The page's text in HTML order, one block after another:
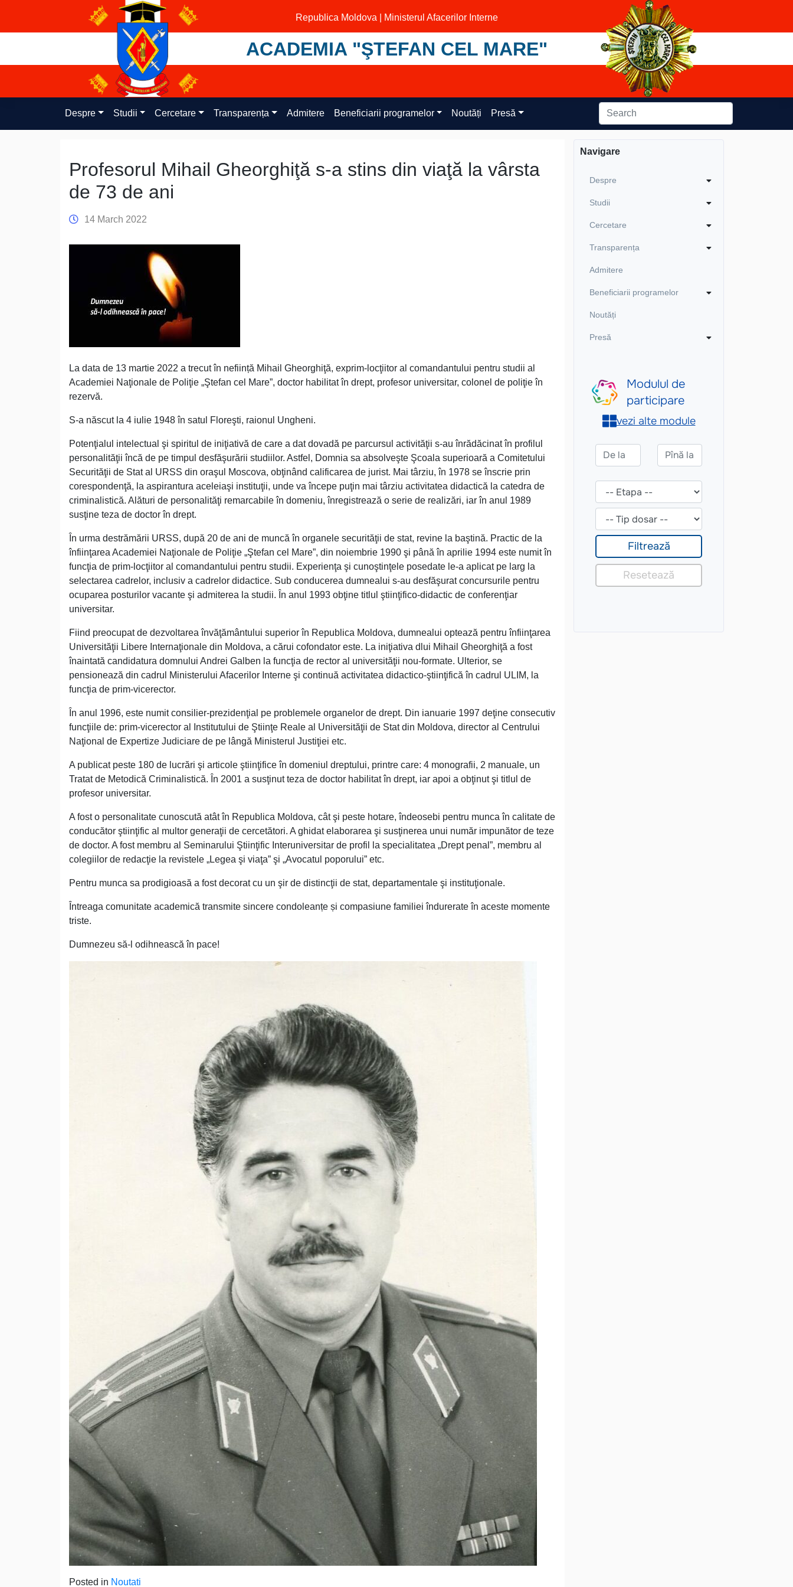
content
Republica Moldova | Ministerul Afacerilor Interne
ACADEMIA "ŞTEFAN CEL MARE"
Despre Studii Cercetare Transparența Admitere Beneficiarii programelor Noutăți Presă
Profesorul Mihail Gheorghiţă s-a stins din viaţă la vârsta
de 73 de ani
14 March 2022
La data de 13 martie 2022 a trecut în neființă Mihail Gheorghiţă, exprim-locţiitor al comandantului pentru studii al
Academiei Naţionale de Poliţie „Ştefan cel Mare”, doctor habilitat în drept, profesor universitar, colonel de poliţie în
rezervă.
S-a născut la 4 iulie 1948 în satul Floreşti, raionul Ungheni.
Potenţialul intelectual şi spiritul de iniţiativă de care a dat dovadă pe parcursul activităţii s-au înrădăcinat în profilul
personalităţii încă de pe timpul desfăşurării studiilor. Astfel, Domnia sa absolveşte Şcoala superioară a Comitetului
Securităţii de Stat al URSS din oraşul Moscova, obţinând calificarea de jurist. Mai târziu, în 1978 se înscrie prin
corespondenţă, la aspirantura aceleiaşi instituţii, unde va începe puţin mai târziu activitatea didactică la catedra de
criminalistică. Alături de personalităţi remarcabile în domeniu, înregistrează o serie de realizări, iar în anul 1989
susţine teza de doctor în drept.
În urma destrămării URSS, după 20 de ani de muncă în organele securităţii de stat, revine la baştină. Practic de la
înfiinţarea Academiei Naţionale de Poliţie „Ştefan cel Mare”, din noiembrie 1990 şi până în aprilie 1994 este numit în
funcţia de prim-locţiitor al comandantului pentru studii. Experienţa şi cunoştinţele posedate le-a aplicat pe larg la
selectarea cadrelor, inclusiv a cadrelor didactice. Sub conducerea dumnealui s-au desfăşurat concursurile pentru
ocuparea posturilor vacante şi admiterea la studii. În anul 1993 obţine titlul ştiinţifico-didactic de conferenţiar
universitar.
Fiind preocupat de dezvoltarea învăţământului superior în Republica Moldova, dumnealui optează pentru înfiinţarea
Universităţii Libere Internaţionale din Moldova, a cărui cofondator este. La iniţiativa dlui Mihail Gheorghiţă a fost
înaintată candidatura domnului Andrei Galben la funcţia de rector al universităţii nou-formate. Ulterior, se
pensionează din cadrul Ministerului Afacerilor Interne şi continuă activitatea didactico-ştiinţifică în cadrul ULIM, la
funcţia de prim-vicerector.
În anul 1996, este numit consilier-prezidenţial pe problemele organelor de drept. Din ianuarie 1997 deţine consecutiv
funcţiile de: prim-vicerector al Institutului de Ştiinţe Reale al Universităţii de Stat din Moldova, director al Centrului
Naţional de Expertize Judiciare de pe lângă Ministerul Justiţiei etc.
A publicat peste 180 de lucrări şi articole ştiinţifice în domeniul dreptului, printre care: 4 monografii, 2 manuale, un
Tratat de Metodică Criminalistică. În 2001 a susţinut teza de doctor habilitat în drept, iar apoi a obţinut şi titlul de
profesor universitar.
A fost o personalitate cunoscută atât în Republica Moldova, cât şi peste hotare, îndeosebi pentru munca în calitate de
conducător ştiinţific al multor generaţii de cercetători. A ghidat elaborarea şi susţinerea unui număr impunător de teze
de doctor. A fost membru al Seminarului Ştiinţific Interuniversitar de profil la specialitatea „Drept penal”, membru al
colegiilor de redacţie la revistele „Legea şi viaţa” şi „Avocatul poporului” etc.
Pentru munca sa prodigioasă a fost decorat cu un şir de distincţii de stat, departamentale şi instituţionale.
Întreaga comunitate academică transmite sincere condoleanțe și compasiune familiei îndurerate în aceste momente
triste.
Dumnezeu să-l odihnească în pace!
Posted in Noutati
Navigare
Despre
Studii
Cercetare
Transparența
Admitere
Beneficiarii programelor
Noutăți
Presă